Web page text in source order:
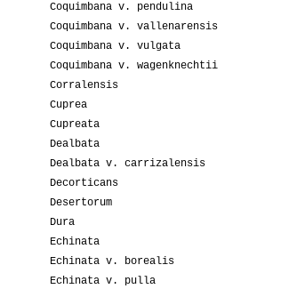
Coquimbana v. pendulina
Coquimbana v. vallenarensis
Coquimbana v. vulgata
Coquimbana v. wagenknechtii
Corralensis
Cuprea
Cupreata
Dealbata
Dealbata v. carrizalensis
Decorticans
Desertorum
Dura
Echinata
Echinata v. borealis
Echinata v. pulla